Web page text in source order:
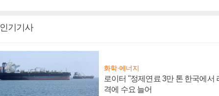
인기기사
화학·에너지
로이터 "정제연료 3만 톤 한국에서
격에 수요 늘어